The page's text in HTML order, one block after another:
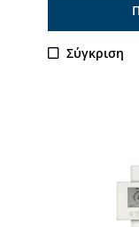
Σύγκριση